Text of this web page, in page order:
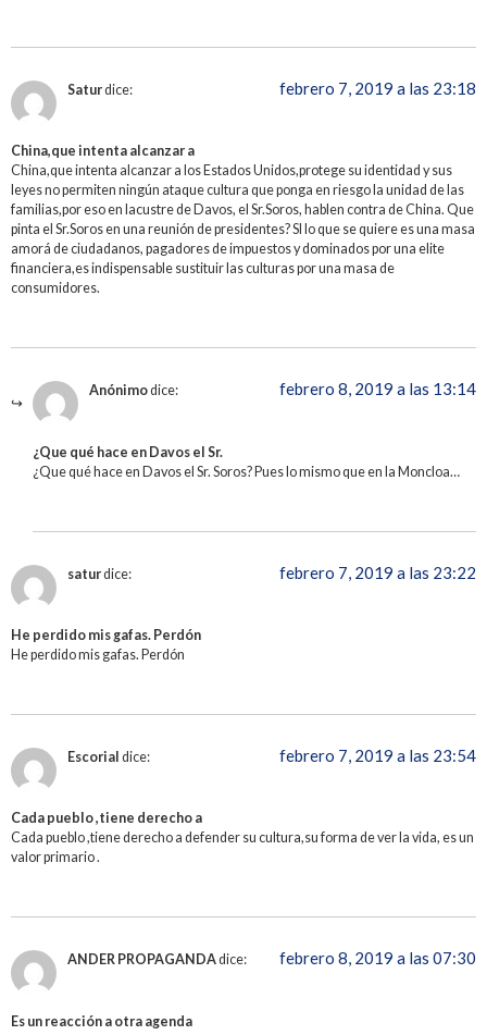
Saturdice: febrero 7, 2019 a las 23:18
China,que intenta alcanzar a
China,que intenta alcanzar a los Estados Unidos,protege su identidad y sus
leyes no permiten ningún ataque cultura que ponga en riesgo la unidad de las
familias,por eso en lacustre de Davos, el Sr.Soros, hablen contra de China. Que
pinta el Sr.Soros en una reunión de presidentes? SI lo que se quiere es una masa
amorá de ciudadanos, pagadores de impuestos y dominados por una elite
financiera,es indispensable sustituir las culturas por una masa de
consumidores.
Anónimodice: febrero 8, 2019 a las 13:14
¿Que qué hace en Davos el Sr.
¿Que qué hace en Davos el Sr. Soros? Pues lo mismo que en la Moncloa…
saturdice: febrero 7, 2019 a las 23:22
He perdido mis gafas. Perdón
He perdido mis gafas. Perdón
Escorial dice: febrero 7, 2019 a las 23:54
Cada pueblo ,tiene derecho a
Cada pueblo ,tiene derecho a defender su cultura,su forma de ver la vida, es un
valor primario .
ANDER PROPAGANDAdice: febrero 8, 2019 a las 07:30
Es un reacción a otra agenda